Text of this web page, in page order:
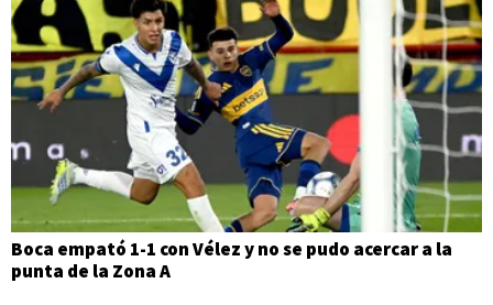
Boca empató 1-1 con Vélez y no se pudo acercar a la
punta de la Zona A